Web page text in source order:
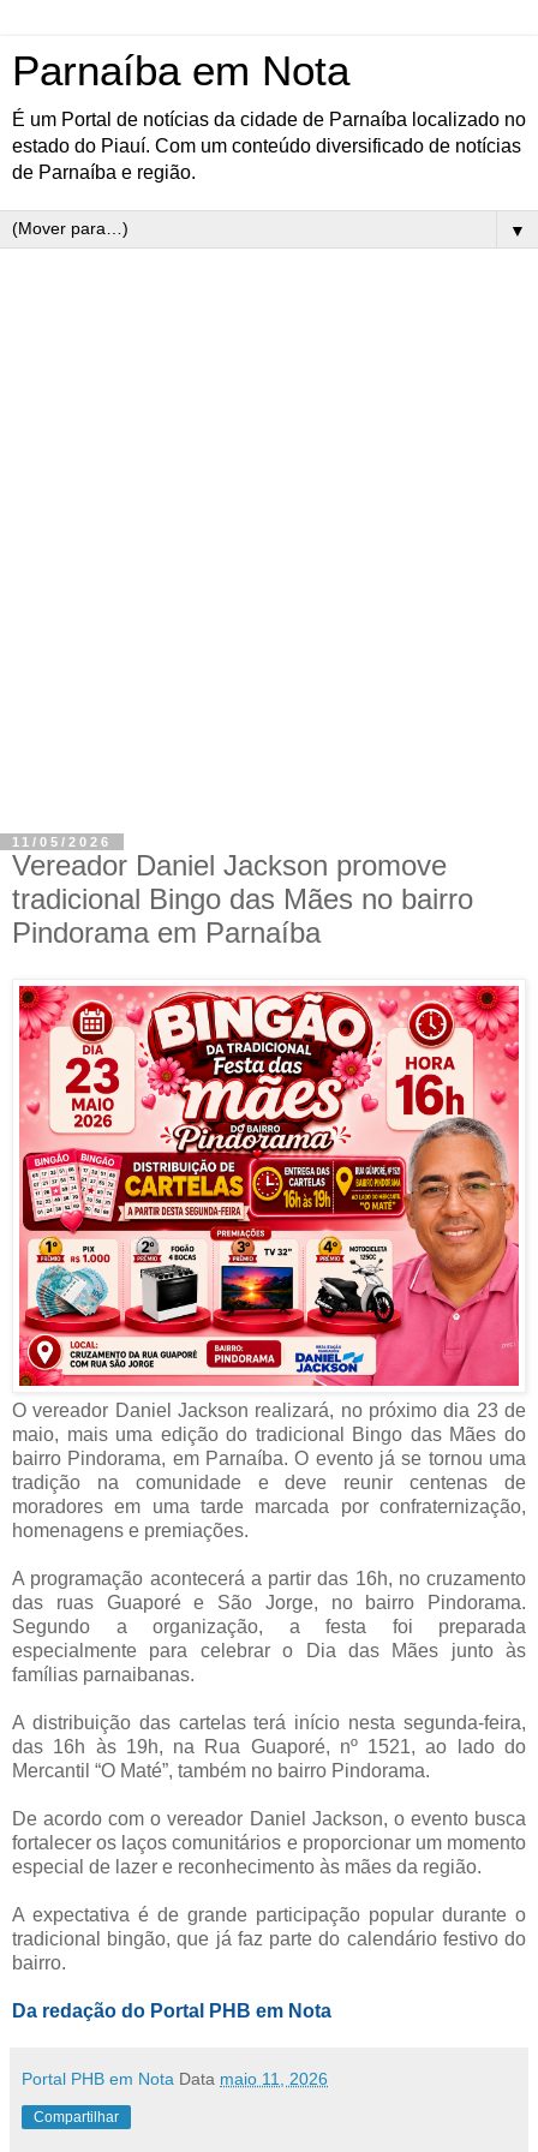
Parnaíba em Nota
É um Portal de notícias da cidade de Parnaíba localizado no
estado do Piauí. Com um conteúdo diversificado de notícias
de Parnaíba e região.
▼
11/05/2026
Vereador Daniel Jackson promove
tradicional Bingo das Mães no bairro
Pindorama em Parnaíba
O vereador Daniel Jackson realizará, no próximo dia 23 de
maio, mais uma edição do tradicional Bingo das Mães do
bairro Pindorama, em Parnaíba. O evento já se tornou uma
tradição na comunidade e deve reunir centenas de
moradores em uma tarde marcada por confraternização,
homenagens e premiações.
A programação acontecerá a partir das 16h, no cruzamento
das ruas Guaporé e São Jorge, no bairro Pindorama.
Segundo a organização, a festa foi preparada
especialmente para celebrar o Dia das Mães junto às
famílias parnaibanas.
A distribuição das cartelas terá início nesta segunda-feira,
das 16h às 19h, na Rua Guaporé, nº 1521, ao lado do
Mercantil “O Maté”, também no bairro Pindorama.
De acordo com o vereador Daniel Jackson, o evento busca
fortalecer os laços comunitários e proporcionar um momento
especial de lazer e reconhecimento às mães da região.
A expectativa é de grande participação popular durante o
tradicional bingão, que já faz parte do calendário festivo do
bairro.
Da redação do Portal PHB em Nota
Portal PHB em Nota Data maio 11, 2026
Compartilhar